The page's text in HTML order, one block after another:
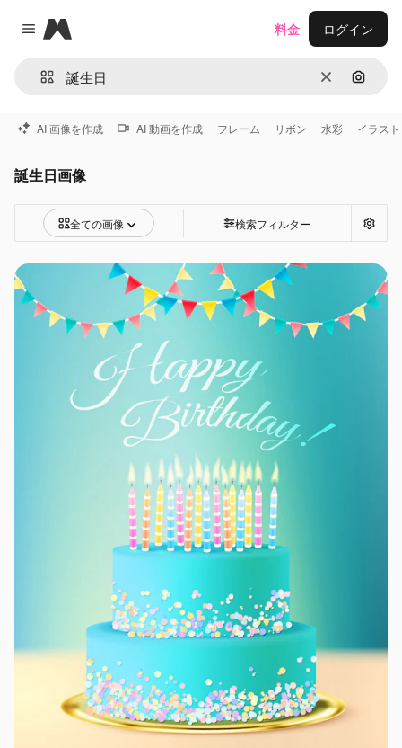
Close menu
Magnific
消去 画像で
料金 ログイン
AI 画像を作成 AI 動画を作成 フレーム リボン 水彩 イラスト
誕生日画像
全ての画像 検索フィルター